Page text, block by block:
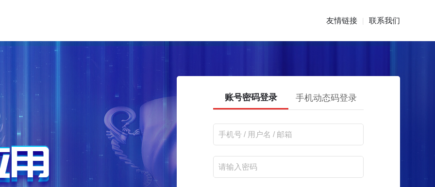
友情链接 | 联系我们
账号密码登录 手机动态码登录